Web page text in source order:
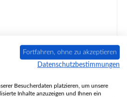
01006672
Fortfahren, ohne zu akzeptieren
Datenschutzbestimmungen
Besucherdaten platzieren, um unsere
Inhalte anzuzeigen und Ihnen ein